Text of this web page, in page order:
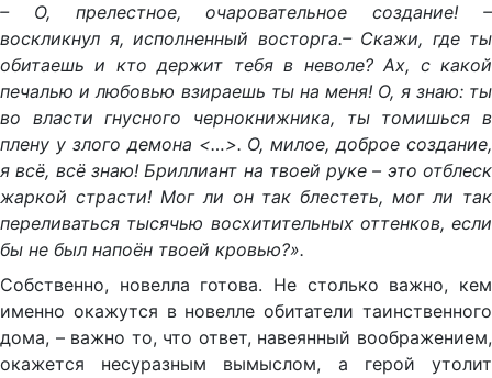
– О, прелестное, очаровательное создание! –
воскликнул я, исполненный восторга.– Скажи, где ты
обитаешь и кто держит тебя в неволе? Ах, с какой
печалью и любовью взираешь ты на меня! О, я знаю: ты
во власти гнусного чернокнижника, ты томишься в
плену у злого демона <…>. О, милое, доброе создание,
я всё, всё знаю! Бриллиант на твоей руке – это отблеск
жаркой страсти! Мог ли он так блестеть, мог ли так
переливаться тысячью восхитительных оттенков, если
бы не был напоён твоей кровью?».
Собственно, новелла готова. Не столько важно, кем
именно окажутся в новелле обитатели таинственного
дома, – важно то, что ответ, навеянный воображением,
окажется несуразным вымыслом, а герой утолит